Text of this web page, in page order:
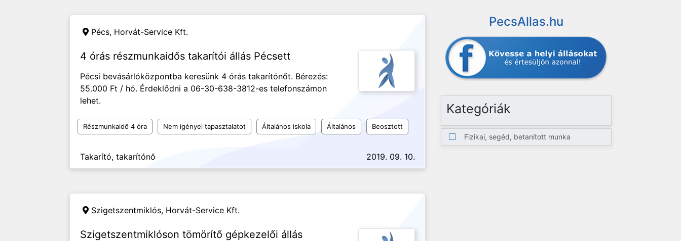
Pécs, Horvát-Service Kft.
4 órás részmunkaidős takarítói állás Pécsett
Pécsi bevásárlóközpontba keresünk 4 órás takarítónőt. Bérezés:
55.000 Ft / hó. Érdeklődni a 06-30-638-3812-es telefonszámon
lehet.
Részmunkaidő 4 óra Nem igényel tapasztalatot Általános iskola Általános Beosztott
Takarító, takarítónő 2019. 09. 10.
Szigetszentmiklós, Horvát-Service Kft.
Szigetszentmiklóson tömörítő gépkezelői állás
PecsAllas.hu
Kategóriák
Fizikai, segéd, betanított munka